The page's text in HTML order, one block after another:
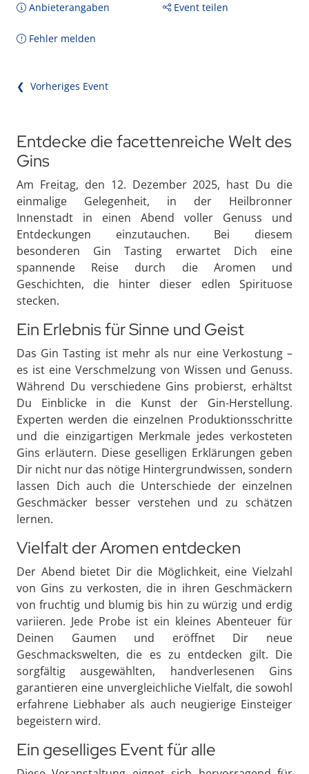
Anbieterangaben Event teilen
Fehler melden
❮ Vorheriges Event
Entdecke die facettenreiche Welt des
Gins
Am Freitag, den 12. Dezember 2025, hast Du die
einmalige Gelegenheit, in der Heilbronner
Innenstadt in einen Abend voller Genuss und
Entdeckungen einzutauchen. Bei diesem
besonderen Gin Tasting erwartet Dich eine
spannende Reise durch die Aromen und
Geschichten, die hinter dieser edlen Spirituose
stecken.
Ein Erlebnis für Sinne und Geist
Das Gin Tasting ist mehr als nur eine Verkostung –
es ist eine Verschmelzung von Wissen und Genuss.
Während Du verschiedene Gins probierst, erhältst
Du Einblicke in die Kunst der Gin-Herstellung.
Experten werden die einzelnen Produktionsschritte
und die einzigartigen Merkmale jedes verkosteten
Gins erläutern. Diese geselligen Erklärungen geben
Dir nicht nur das nötige Hintergrundwissen, sondern
lassen Dich auch die Unterschiede der einzelnen
Geschmäcker besser verstehen und zu schätzen
lernen.
Vielfalt der Aromen entdecken
Der Abend bietet Dir die Möglichkeit, eine Vielzahl
von Gins zu verkosten, die in ihren Geschmäckern
von fruchtig und blumig bis hin zu würzig und erdig
variieren. Jede Probe ist ein kleines Abenteuer für
Deinen Gaumen und eröffnet Dir neue
Geschmackswelten, die es zu entdecken gilt. Die
sorgfältig ausgewählten, handverlesenen Gins
garantieren eine unvergleichliche Vielfalt, die sowohl
erfahrene Liebhaber als auch neugierige Einsteiger
begeistern wird.
Ein geselliges Event für alle